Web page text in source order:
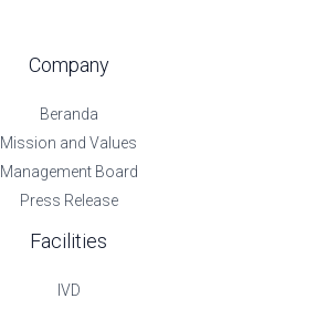
Company
Beranda
Mission and Values
Management Board
Press Release
Facilities
IVD